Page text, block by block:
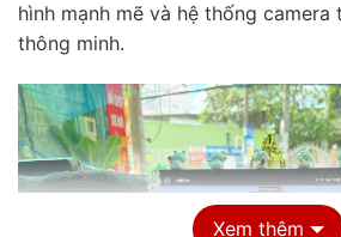
hình mạnh mẽ và hệ thống camera
thông minh.
Xem thêm